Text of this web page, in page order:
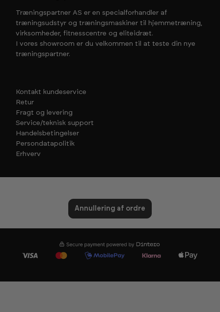
Træningspartner AS er en specialforhandler af
træningsudstyr og træningsmaskiner til hjemmetræning,
virksomheder, fitnesscentre og eliteidræt.
I vores showroom er du velkommen til at teste din nye
træningspartner.
Kontakt kundeservice
Retur
Fragt og levering
Service/teknisk support
Handelsbetingelser
Persondatapolitik
Erhverv
Annullering af ordre